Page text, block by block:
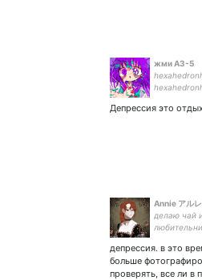
жми АЗ-5
Депрессия это
Annie アルレ
делаю чай
тревожный
депрессия. в это
больше
проверять, все ли в